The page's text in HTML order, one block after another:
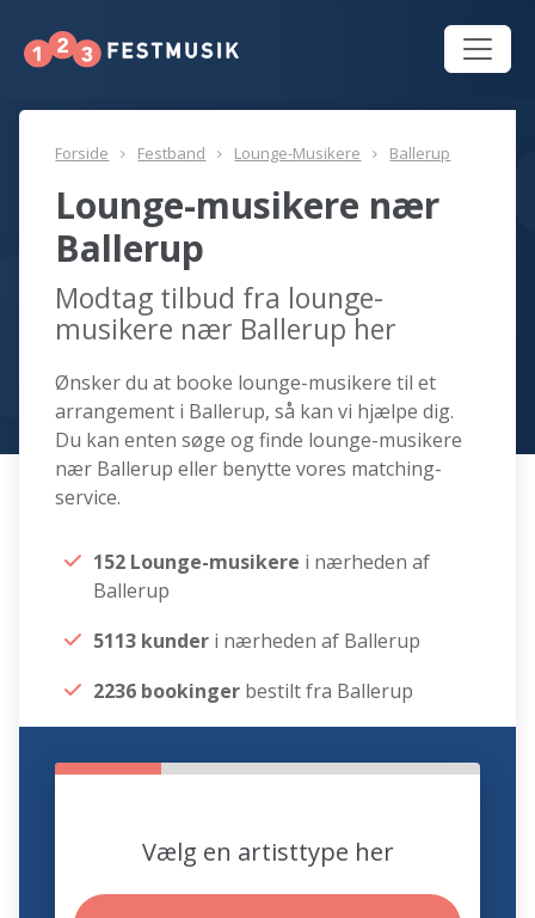
Forside Festband Lounge-Musikere Ballerup
Lounge-musikere nær
Ballerup
Modtag tilbud fra lounge-
musikere nær Ballerup her
Ønsker du at booke lounge-musikere til et
arrangement i Ballerup, så kan vi hjælpe dig.
Du kan enten søge og finde lounge-musikere
nær Ballerup eller benytte vores matching-
service.
152 Lounge-musikere i nærheden af
Ballerup
5113 kunder i nærheden af Ballerup
2236 bookinger bestilt fra Ballerup
Vælg en artisttype her